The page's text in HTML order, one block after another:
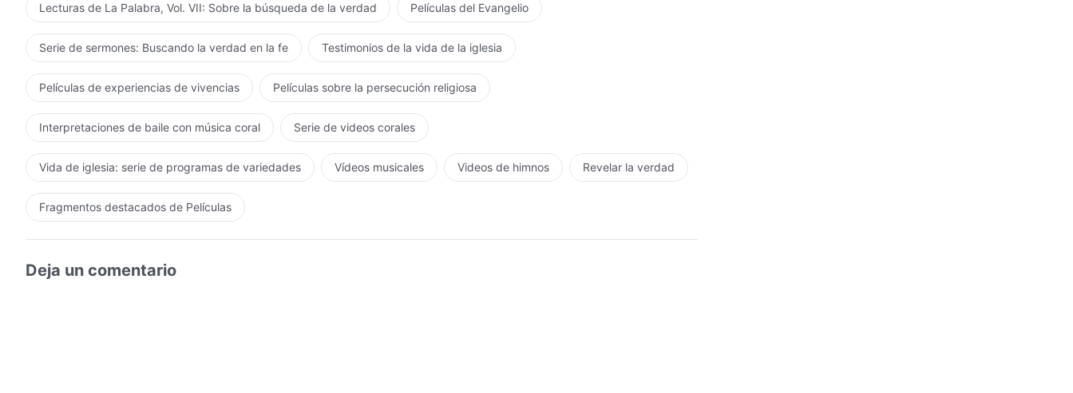
Lecturas de La Palabra, Vol. VII: Sobre la búsqueda de la verdad Películas del Evangelio
Serie de sermones: Buscando la verdad en la fe Testimonios de la vida de la iglesia
Películas de experiencias de vivencias Películas sobre la persecución religiosa
Interpretaciones de baile con música coral Serie de videos corales
Vida de iglesia: serie de programas de variedades Vídeos musicales Videos de himnos Revelar la verdad
Fragmentos destacados de Películas
Deja un comentario